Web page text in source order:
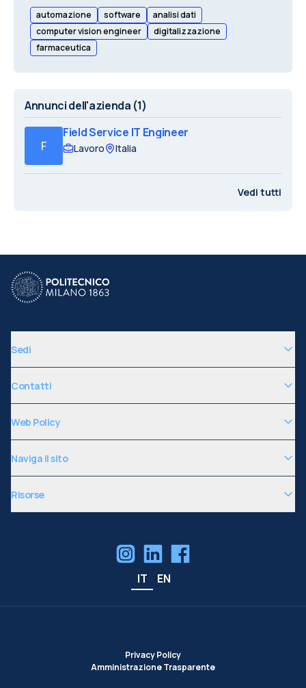
automazione software
analisi dati
computer vision engineer
digitalizzazione
farmaceutica
Annunci dell'azienda (1)
F
Field Service IT Engineer
Lavoro Italia
Vedi tutti
Sedi
Contatti
Web Policy
Naviga il sito
Risorse
IT EN
Privacy Policy
Amministrazione Trasparente